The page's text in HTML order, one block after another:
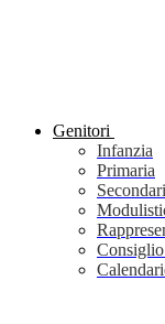
Genitori
Infanzia
Primaria